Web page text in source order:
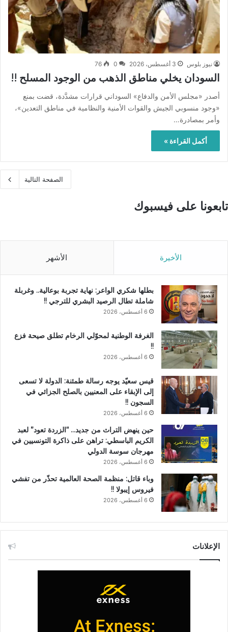
نيوز بلوس 3 أغسطس، 2026 0
76
السودان يخلي مناطق الذهب من الوجود المسلح !!
أصدر «مجلس الأمن والدفاع» السوداني قرارات مشدَّدة، قضت بمنع
«وجود منسوبي الجيش والقوات الأمنية والنظامية في مناطق التعدين»،
وأمر بمصادرة…
أكمل القراءة »
الصفحة التالية
تابعونا على فيسبوك
الأخيرة الأشهر
بطلها شكري الواعر: نهاية تجربة بوعالية.. وغربلة
شاملة تطال الرصيد البشري للترجي !!
6 أغسطس، 2026
الغرفة الوطنية لمحوّلي الرخام تطلق صيحة فزع
!!
6 أغسطس، 2026
قيس سعيّد يوجه رسالة طمئنة: الدولة لا تسعى
إلى الإبقاء على المعنيين بالصلح الجزائي في
السجون !!
6 أغسطس، 2026
حين ينهض التراث من جديد… “الزردة تعود” لعبد
الكريم الباسطي: تراهن على ذاكرة التونسيين في
مهرجان سوسة الدولي
6 أغسطس، 2026
وباء قاتل: منظمة الصحة العالمية تحذّر من تفشي
فيروس إيبولا !!
6 أغسطس، 2026
الإعلانات